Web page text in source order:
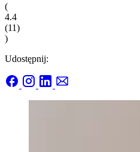
(
4.4
(11)
)
Udostępnij: